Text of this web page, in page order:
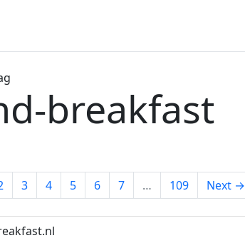
breakfast
3 4 5 6 7 … 109 Next →